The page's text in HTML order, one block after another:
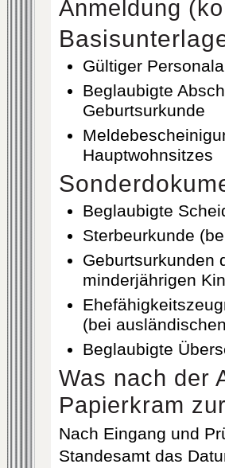
Anmeldung
Gültiger
Beglaubigte
Geburtsurkunde
Hauptwohnsitzes
Beglaubigte
Sterbeurkunde
Geburtsurkunden
minderjährigen
(bei
Beglaubigte
Was nach der
Papierkram
Nach Eingang und
Standesamt das